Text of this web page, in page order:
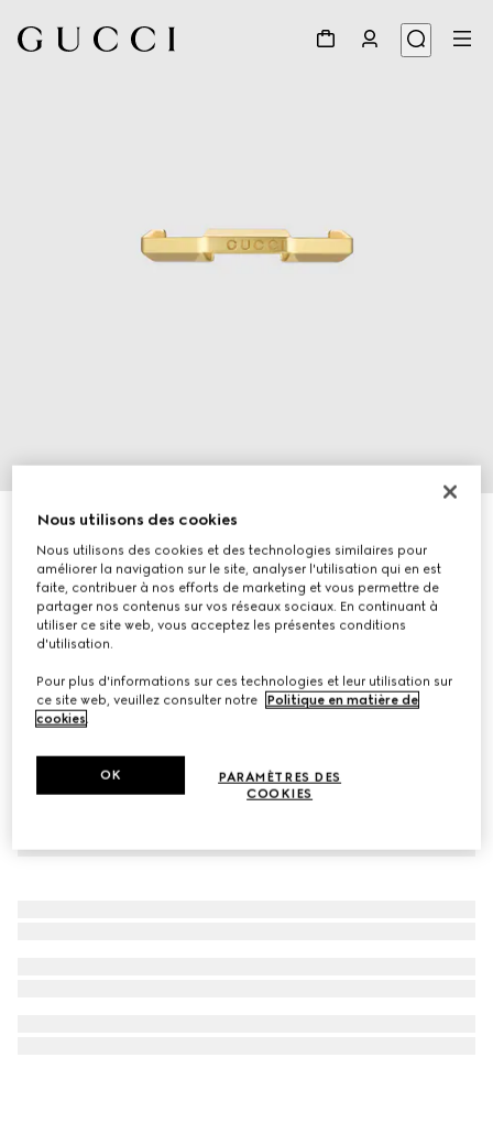
Bague Gucci Link to Love miroir or 18k
CA$1,450
Déclinaisonsor jaune 18 carats
Nous utilisons des cookies
Nous utilisons des cookies et des technologies similaires pour
améliorer la navigation sur le site, analyser l'utilisation qui en est
faite, contribuer à nos efforts de marketing et vous permettre de
partager nos contenus sur vos réseaux sociaux. En continuant à
utiliser ce site web, vous acceptez les présentes conditions
d'utilisation.
Pour plus d'informations sur ces technologies et leur utilisation sur
ce site web, veuillez consulter notre
Politique en matière de
cookies.
PARAMÈTRES DES
COOKIES
OK